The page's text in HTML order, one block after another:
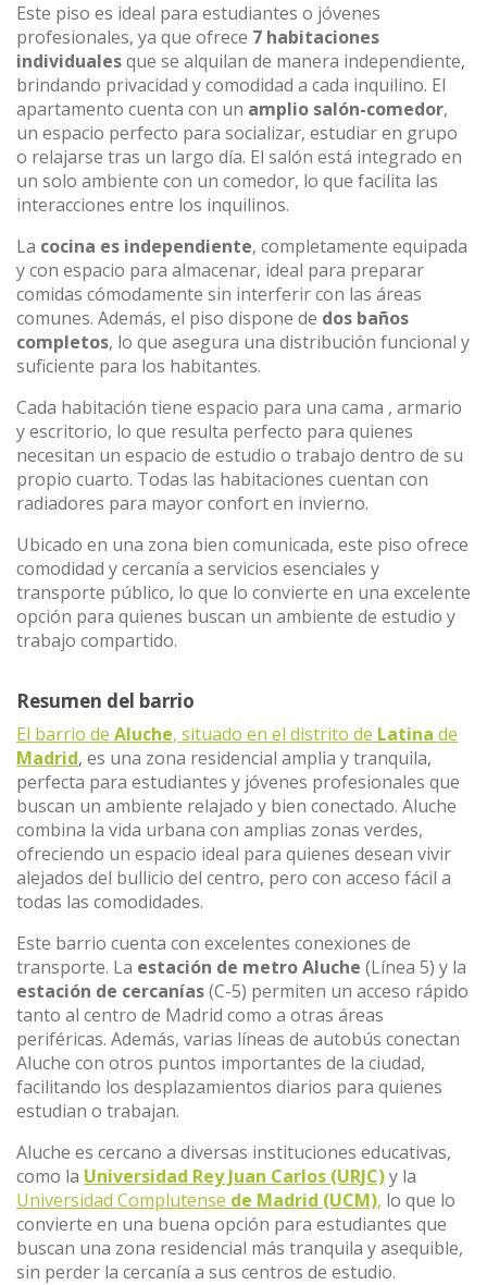
Este piso es ideal para estudiantes o jóvenes
profesionales, ya que ofrece 7 habitaciones
individualesque se alquilan de manera independiente,
brindando privacidad y comodidad a cada inquilino. El
apartamento cuenta con un amplio salón-comedor,
un espacio perfecto para socializar, estudiar en grupo
o relajarse tras un largo día. El salón está integrado en
un solo ambiente con un comedor, lo que facilita las
interacciones entre los inquilinos.
La cocina es independiente, completamente equipada
y con espacio para almacenar, ideal para preparar
comidas cómodamente sin interferir con las áreas
comunes. Además, el piso dispone de dos baños
completos, lo que asegura una distribución funcional y
suficiente para los habitantes.
Cada habitación tiene espacio para una cama , armario
y escritorio, lo que resulta perfecto para quienes
necesitan un espacio de estudio o trabajo dentro de su
propio cuarto. Todas las habitaciones cuentan con
radiadores para mayor confort en invierno.
Ubicado en una zona bien comunicada, este piso ofrece
comodidad y cercanía a servicios esenciales y
transporte público, lo que lo convierte en una excelente
opción para quienes buscan un ambiente de estudio y
trabajo compartido.
Resumen del barrio
El barrio de Aluche, situado en el distrito de Latina de
Madrid, es una zona residencial amplia y tranquila,
perfecta para estudiantes y jóvenes profesionales que
buscan un ambiente relajado y bien conectado. Aluche
combina la vida urbana con amplias zonas verdes,
ofreciendo un espacio ideal para quienes desean vivir
alejados del bullicio del centro, pero con acceso fácil a
todas las comodidades.
Este barrio cuenta con excelentes conexiones de
transporte. La estación de metro Aluche (Línea 5) y la
estación de cercanías(C-5) permiten un acceso rápido
tanto al centro de Madrid como a otras áreas
periféricas. Además, varias líneas de autobús conectan
Aluche con otros puntos importantes de la ciudad,
facilitando los desplazamientos diarios para quienes
estudian o trabajan.
Aluche es cercano a diversas instituciones educativas,
como la Universidad Rey Juan Carlos (URJC)y la
Universidad Complutense de Madrid (UCM), lo que lo
convierte en una buena opción para estudiantes que
buscan una zona residencial más tranquila y asequible,
sin perder la cercanía a sus centros de estudio.